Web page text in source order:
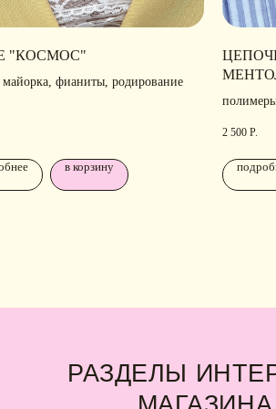
"КОСМОС"
фианиты, родирование
в корзину
2 500 Р.